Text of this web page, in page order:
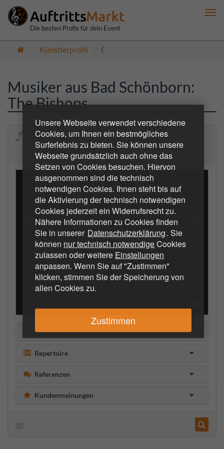
Unsere Webseite verwendet verschiedene
Cookies, um Ihnen ein bestmögliches
Surferlebnis zu bieten. Sie können unsere
Webseite grundsätzlich auch ohne das
Setzen von Cookies besuchen. Hiervon
ausgenommen sind die technisch
notwendigen Cookies. Ihnen steht bis auf
die Aktivierung der technisch notwendigen
Cookies jederzeit ein Widerrufsrecht zu.
Nähere Informationen zu Cookies finden
Sie in unserer Datenschutzerklärung. Sie
können nur technisch notwendigeCookies
zulassen oder weitere Einstellungen
anpassen. Wenn Sie auf "Zustimmen"
klicken, stimmen Sie der Speicherung von
allen Cookies zu.
Zustimmen
Die besten Profis für dein Event
Künstlerprofil Öffentlich
Musiker aus Bad Schönborn:
The Bishops
The Bishops
The finest music of all time
Beschreibung
Repertoire
Referenzen
Kundenmeinungen